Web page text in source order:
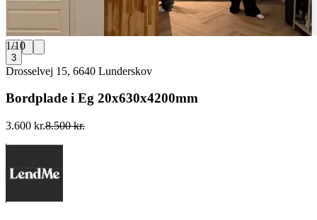
1/10
3
Drosselvej 15, 6640 Lunderskov
Bordplade i Eg 20x630x4200mm
3.600 kr.8.500 kr.